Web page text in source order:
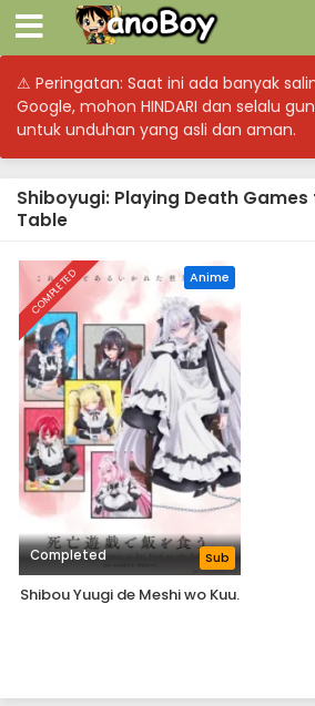
⚠ Peringatan: Saat ini ada banyak
Google, mohon HINDARI dan selalu
untuk unduhan yang asli dan aman.
Shiboyugi: Playing Death
Table
COMPLETED Anime
Completed Sub
Shibou Yuugi de Meshi wo Kuu.